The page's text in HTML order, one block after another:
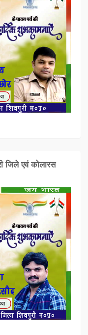
जिले एवं कोलारस